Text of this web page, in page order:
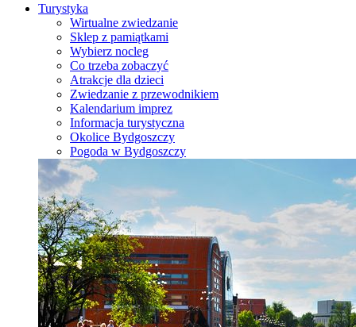
Turystyka
Wirtualne zwiedzanie
Sklep z pamiątkami
Wybierz nocleg
Co trzeba zobaczyć
Atrakcje dla dzieci
Zwiedzanie z przewodnikiem
Kalendarium imprez
Informacja turystyczna
Okolice Bydgoszczy
Pogoda w Bydgoszczy